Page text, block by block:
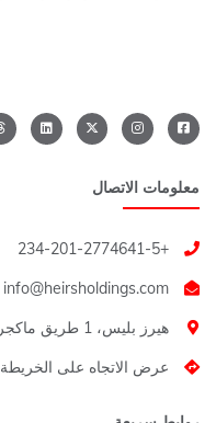
معلومات الاتصال
+234-201-2774641-5
هيرز بليس، 1 طريق ماكجريجور، إيكويي Lagos
عرض الاتجاه على الخريطة